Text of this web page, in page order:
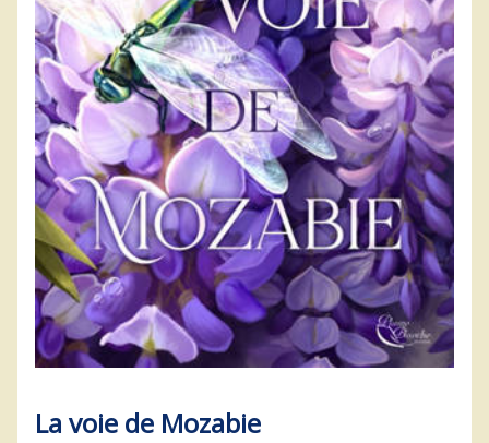
La voie de Mozabie